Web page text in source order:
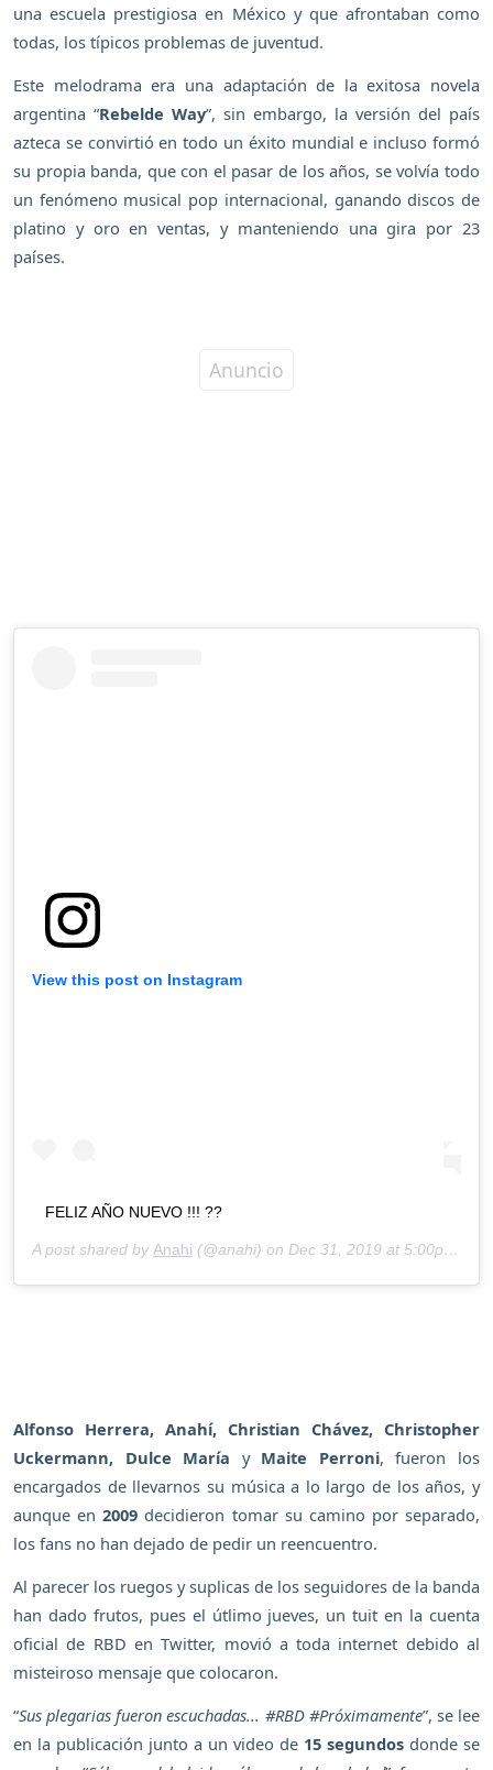
una escuela prestigiosa en México y que afrontaban como
todas, los típicos problemas de juventud.
Este melodrama era una adaptación de la exitosa novela
argentina “Rebelde Way”, sin embargo, la versión del país
azteca se convirtió en todo un éxito mundial e incluso formó
su propia banda, que con el pasar de los años, se volvía todo
un fenómeno musical pop internacional, ganando discos de
platino y oro en ventas, y manteniendo una gira por 23
países.
View this post on Instagram
FELIZ AÑO NUEVO !!! ??
A post shared by Anahi (@anahi) on Dec 31, 2019 at 5:00pm PST
Alfonso Herrera, Anahí, Christian Chávez, Christopher
Uckermann, Dulce María yMaite Perroni, fueron los
encargados de llevarnos su música a lo largo de los años, y
aunque en2009 decidieron tomar su camino por separado,
los fans no han dejado de pedir un reencuentro.
Al parecer los ruegos y suplicas de los seguidores de la banda
han dado frutos, pues el útlimo jueves, un tuit en la cuenta
oficial de RBD en Twitter, movió a toda internet debido al
misteiroso mensaje que colocaron.
“Sus plegarias fueron escuchadas... #RBD #Próximamente”, se lee
en la publicación junto a un video de 15 segundos donde se